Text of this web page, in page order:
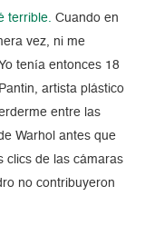
terrible. Cuando en
vez, ni me
tenía entonces 18
artista plástico
entre las
Warhol antes que
clics de las cámaras
no contribuyeron